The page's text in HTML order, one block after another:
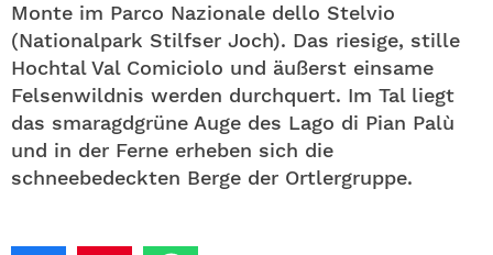
Monte im Parco Nazionale dello Stelvio
(Nationalpark Stilfser Joch). Das riesige, stille
Hochtal Val Comiciolo und äußerst einsame
Felsenwildnis werden durchquert. Im Tal liegt
das smaragdgrüne Auge des Lago di Pian Palù
und in der Ferne erheben sich die
schneebedeckten Berge der Ortlergruppe.